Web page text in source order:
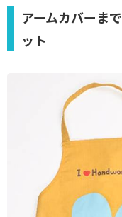
アームカバーま
ット